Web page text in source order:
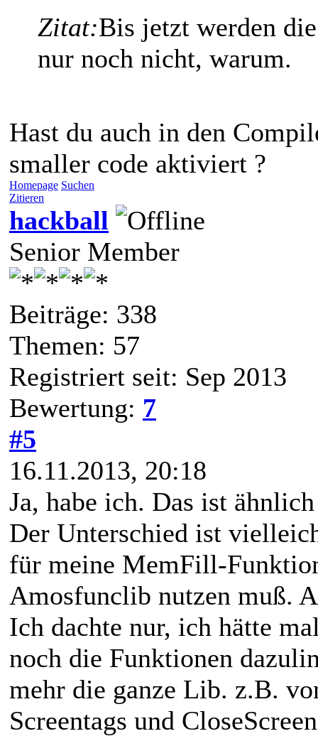
Zitat:Bis jetzt werden
nur noch nicht, warum.
Hast du auch in den
smaller code aktiviert ?
Homepage Suchen
Zitieren
hackball
Senior Member
Beiträge: 338
Themen: 57
Registriert seit: Sep 2013
Bewertung: 7
#5
16.11.2013, 20:18
Ja, habe ich. Das ist
Der Unterschied ist
für meine MemFill-
Amosfunclib nutzen muß.
Ich dachte nur, ich hätte
noch die Funktionen
mehr die ganze Lib. z.B.
Screentags und